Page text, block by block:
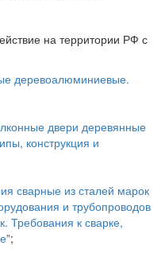
на территории РФ с
деревоалюминиевые.
двери деревянные
конструкция и
сварные из сталей марок
и трубопроводов
Требования к сварке,
;